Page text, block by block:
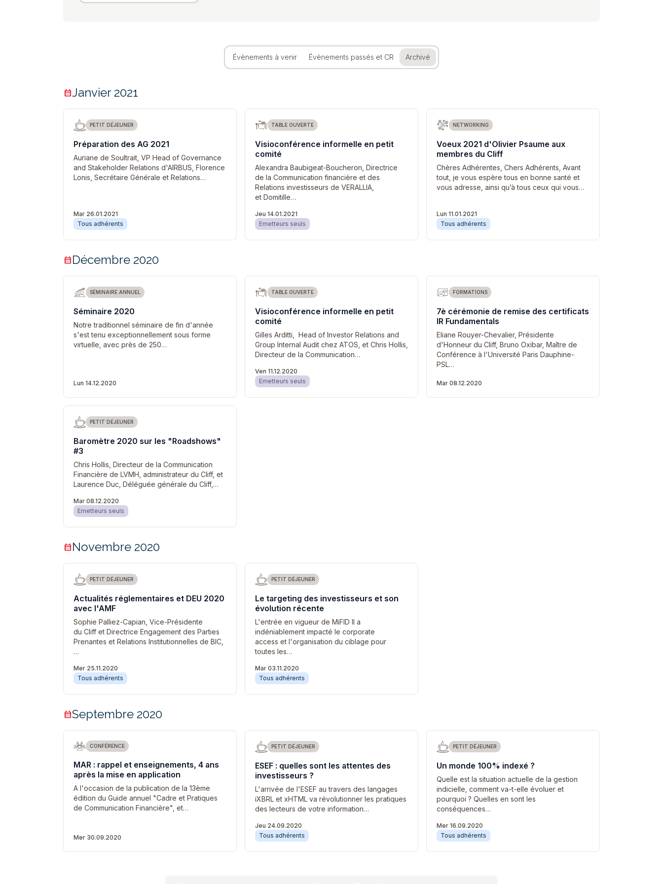
Évènements à venir Évènements passés et CR Archivé
calendar_monthJanvier 2021
PETIT DÉJEUNER
Préparation des AG 2021
Auriane de Soultrait, VP Head of Governance
and Stakeholder Relations d'AIRBUS, Florence
Lonis, Secrétaire Générale et Relations…
Mar 26.01.2021
Tous adhérents
TABLE OUVERTE
Visioconférence informelle en petit
comité
Alexandra Baubigeat-Boucheron, Directrice
de la Communication financière et des
Relations investisseurs de VERALLIA,
et Domitille…
Jeu 14.01.2021
Emetteurs seuls
NETWORKING
Voeux 2021 d'Olivier Psaume aux
membres du Cliff
Chères Adhérentes, Chers Adhérents, Avant
tout, je vous espère tous en bonne santé et
vous adresse, ainsi qu’à tous ceux qui vous…
Lun 11.01.2021
Tous adhérents
calendar_monthDécembre 2020
SÉMINAIRE ANNUEL
Séminaire 2020
Notre traditionnel séminaire de fin d'année
s'est tenu exceptionnellement sous forme
virtuelle, avec près de 250…
Lun 14.12.2020
TABLE OUVERTE
Visioconférence informelle en petit
comité
Gilles Arditti, Head of Investor Relations and
Group Internal Audit chez ATOS, et Chris Hollis,
Directeur de la Communication…
Ven 11.12.2020
Emetteurs seuls
FORMATIONS
7è cérémonie de remise des certificats
IR Fundamentals
Eliane Rouyer-Chevalier, Présidente
d'Honneur du Cliff, Bruno Oxibar, Maître de
Conférence à l'Université Paris Dauphine-
PSL…
Mar 08.12.2020
PETIT DÉJEUNER
Baromètre 2020 sur les "Roadshows"
#3
Chris Hollis, Directeur de la Communication
Financière de LVMH, administrateur du Cliff, et
Laurence Duc, Déléguée générale du Cliff,…
Mar 08.12.2020
Emetteurs seuls
calendar_monthNovembre 2020
PETIT DÉJEUNER
Actualités réglementaires et DEU 2020
avec l'AMF
Sophie Palliez-Capian, Vice-Présidente
du Cliff et Directrice Engagement des Parties
Prenantes et Relations Institutionnelles de BIC,
…
Mer 25.11.2020
Tous adhérents
PETIT DÉJEUNER
Le targeting des investisseurs et son
évolution récente
L'entrée en vigueur de MiFID II a
indéniablement impacté le corporate
access et l'organisation du ciblage pour
toutes les…
Mar 03.11.2020
Tous adhérents
calendar_monthSeptembre 2020
CONFÉRENCE
MAR : rappel et enseignements, 4 ans
après la mise en application
A l'occasion de la publication de la 13ème
édition du Guide annuel "Cadre et Pratiques
de Communication Financière", et…
Mer 30.09.2020
PETIT DÉJEUNER
ESEF : quelles sont les attentes des
investisseurs ?
L'arrivée de l'ESEF au travers des langages
iXBRL et xHTML va révolutionner les pratiques
des lecteurs de votre information…
Jeu 24.09.2020
Tous adhérents
PETIT DÉJEUNER
Un monde 100% indexé ?
Quelle est la situation actuelle de la gestion
indicielle, comment va-t-elle évoluer et
pourquoi ? Quelles en sont les
conséquences…
Mer 16.09.2020
Tous adhérents